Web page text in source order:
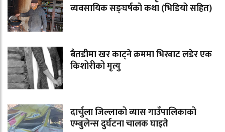
व्यवसायिक सङ्घर्षको कथा (भिडियो सहित)
बैतडीमा खर काट्ने क्रममा भिरबाट लडेर एक
किशोरीको मृत्यु
दार्चुला जिल्लाको व्यास गाउँपालिकाको
एम्बुलेन्स दुर्घटना चालक घाइते